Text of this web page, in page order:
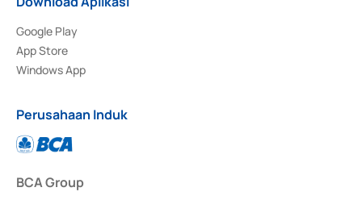
Google Play
App Store
Windows App
Perusahaan Induk
BCA Group